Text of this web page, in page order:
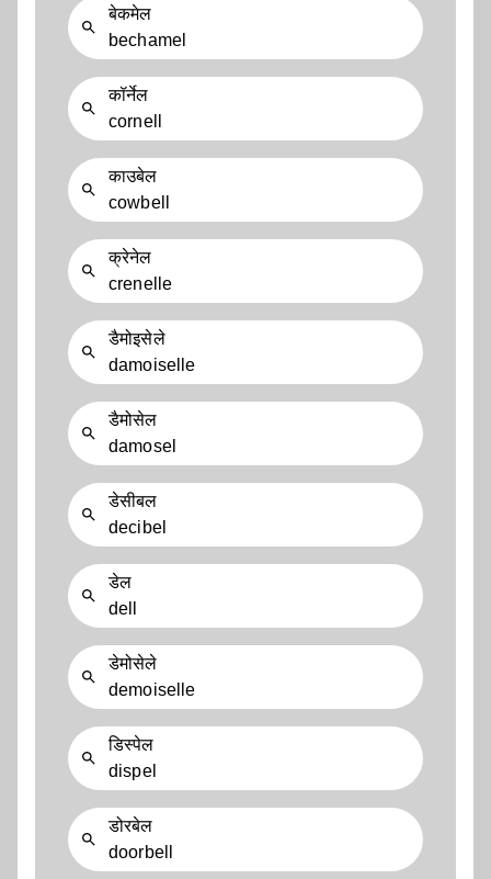
बेकमेल
bechamel
कॉर्नेल
cornell
काउबेल
cowbell
क्रेनेल
crenelle
डैमोइसेले
damoiselle
डैमोसेल
damosel
डेसीबल
decibel
डेल
dell
डेमोसेले
demoiselle
डिस्पेल
dispel
डोरबेल
doorbell